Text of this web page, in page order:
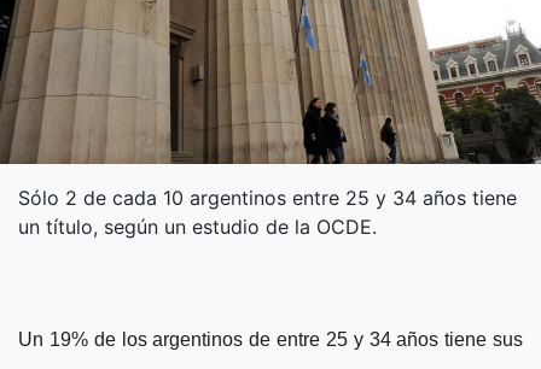
Sólo 2 de cada 10 argentinos entre 25 y 34 años tiene
un título, según un estudio de la OCDE.
Un 19% de los argentinos de entre 25 y 34 años tiene sus